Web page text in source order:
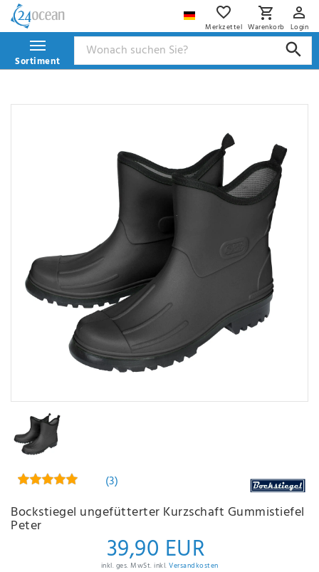
Merkzettel Warenkorb Login
Sortiment
(3)
Bockstiegel ungefütterter Kurzschaft Gummistiefel
Peter
39,90 EUR
inkl. ges. MwSt. inkl. Versandkosten